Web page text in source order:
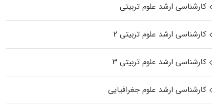
کارشناسی ارشد علوم تربیتی
کارشناسی ارشد علوم تربیتی ۲
کارشناسی ارشد علوم تربیتی ۳
کارشناسی ارشد علوم جغرافیایی